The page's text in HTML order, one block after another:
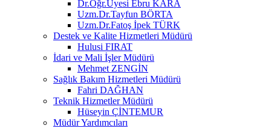
Dr.Öğr.Üyesi Ebru KARA
Uzm.Dr.Tayfun BÖRTA
Uzm.Dr.Fatoş İpek TÜRK
Destek ve Kalite Hizmetleri Müdürü
Hulusi FIRAT
İdari ve Mali İşler Müdürü
Mehmet ZENGİN
Sağlık Bakım Hizmetleri Müdürü
Fahri DAĞHAN
Teknik Hizmetler Müdürü
Hüseyin ÇİNTEMUR
Müdür Yardımcıları